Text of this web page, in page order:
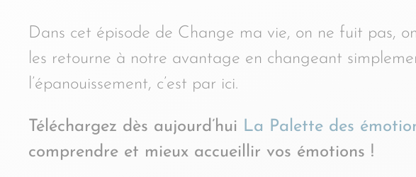
Dans cet épisode de Change ma vie, on ne fuit pas,
les retourne à notre avantage en changeant
l’épanouissement, c’est par ici.
Téléchargez dès aujourd’hui La Palette des
comprendre et mieux accueillir vos émotions !